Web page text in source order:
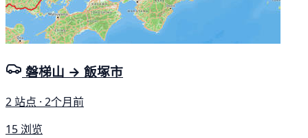
磐梯山 → 飯塚市
2 站点 · 2个月前
15 浏览